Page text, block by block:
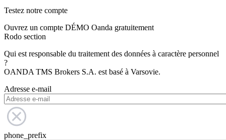
Testez notre compte
Ouvrez un compte DÉMO Oanda gratuitement
Rodo section
Qui est responsable du traitement des données à caractère personnel
?
OANDA TMS Brokers S.A. est basé à Varsovie.
Adresse e-mail
phone_prefix